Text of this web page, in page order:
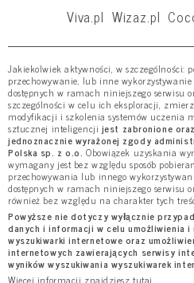
Viva.pl Wizaz.pl
Jakiekolwiek aktywności, w szczególności:
przechowywanie, lub inne
dostępnych w ramach niniejszego serwisu
szczególności w celu ich eksploracji,
modyfikacji i szkolenia systemów uczenia
sztucznej inteligencji jest zabronione
jednoznacznie wyrażonej zgody
Polska sp. z o.o. Obowiązek uzyskania
wymagany jest bez względu sposób
przechowywania lub innego
dostępnych w ramach niniejszego serwisu
również bez względu na charakter tych
Powyższe nie dotyczy wyłącznie
danych i informacji w celu umożliwienia i
wyszukiwarki internetowe oraz
internetowych zawierających serwisy
wyników wyszukiwania wyszukiwarek
Więcej informacji znajdziesztutaj